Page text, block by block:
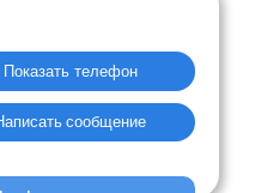
Показать телефон
сообщение